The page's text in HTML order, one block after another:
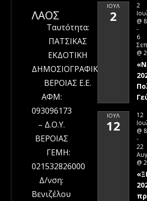
ΛΑΟΣ
Ταυτότητα:
ΠΑΤΣΙΚΑΣ
ΕΚΔΟΤΙΚΗ
ΔΗΜΟΣΙΟΓΡΑΦΙΚΗ
ΒΕΡΟΙΑΣ Ε.Ε.
ΑΦΜ:
093096173
– Δ.Ο.Υ.
ΒΕΡΟΙΑΣ
ΓΕΜΗ:
021532826000
Δ/νση:
Βενιζέλου
ΙΟΎΛ
2
2
@
-
6
@
ΙΟΎΛ
12
12
@
-
22
@